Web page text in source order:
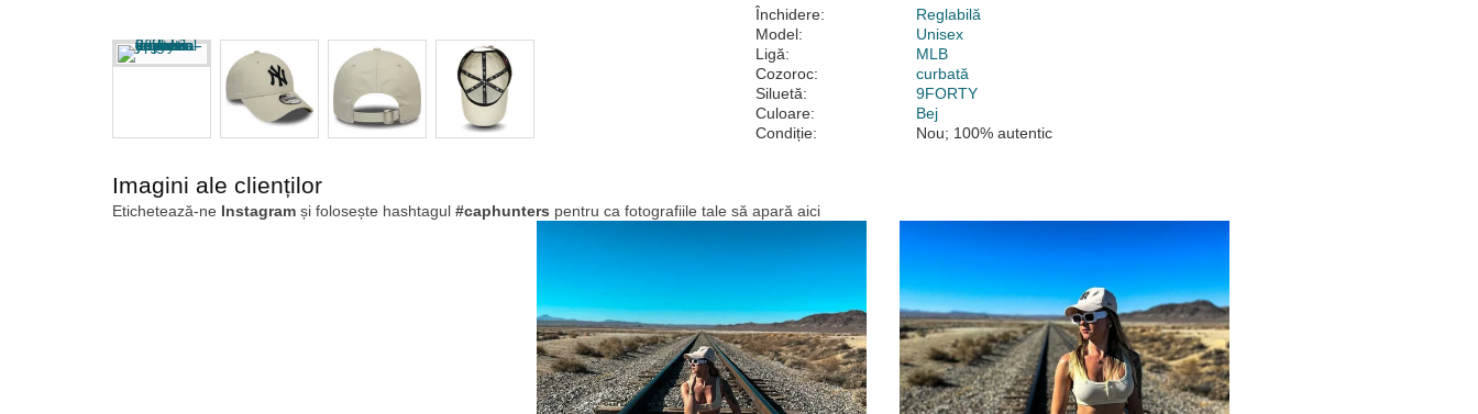
Închidere:
Reglabilă
Model:
Unisex
Ligă:
MLB
Cozoroc:
curbată
Siluetă:
9FORTY
Culoare:
Bej
Condiție:
Nou; 100% autentic
Imagini ale clienților
Etichetează-ne Instagram și folosește hashtagul #caphunters pentru ca fotografiile tale să apară aici